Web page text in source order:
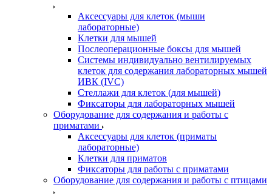
Аксессуары для клеток (мыши
лабораторные)
Клетки для мышей
Послеоперационные боксы для мышей
Системы индивидуально вентилируемых
клеток для содержания лабораторных мышей
ИВК (IVC)
Стеллажи для клеток (для мышей)
Фиксаторы для лабораторных мышей
Оборудование для содержания и работы с
приматами
Аксессуары для клеток (приматы
лабораторные)
Клетки для приматов
Фиксаторы для работы с приматами
Оборудование для содержания и работы с птицами